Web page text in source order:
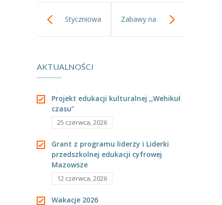
Styczniowa
parku.
Zabawy na
AKTUALNOŚCI
Projekt edukacji kulturalnej ,,Wehikuł
czasu”
25 czerwca, 2026
Grant z programu liderzy i Liderki
przedszkolnej edukacji cyfrowej
Mazowsze
12 czerwca, 2026
Wakacje 2026